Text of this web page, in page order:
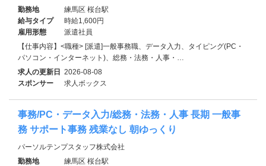
勤務地
練馬区 桜台駅
給与タイプ
時給1,600円
雇用形態
派遣社員
【仕事内容】<職種> [派遣]一般事務職、データ入力、タイピング(PC・
パソコン・インターネット)、総務・法務・人事・…
求人の更新日 2026-08-08
スポンサー
求人ボックス
事務/PC・データ入力/総務・法務・人事 長期 一般事
務 サポート事務 残業なし 朝ゆっくり
パーソルテンプスタッフ株式会社
勤務地
練馬区 桜台駅